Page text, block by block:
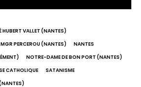
HUBERT VALLET (NANTES)
MGR PERCEROU (NANTES)
NANTES
NOTRE-DAME DE BON PORT (NANTES)
CATHOLIQUE
SATANISME